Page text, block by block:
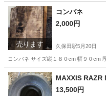
佐賀 佐賀市 久保田駅
売ります
コンパネ
2,000円
久保田駅5月20日
コンパネ サイズ縦１８０cm 幅９０cm
佐賀 佐賀市
MAXXIS RAZR
13,500円